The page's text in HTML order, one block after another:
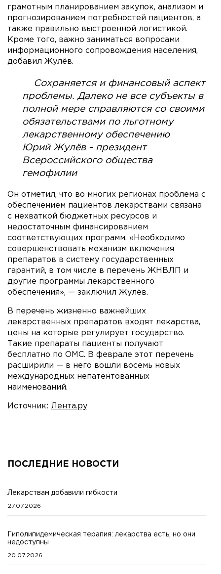
грамотным планированием закупок, анализом и
прогнозированием потребностей пациентов, а
также правильно выстроенной логистикой.
Кроме того, важно заниматься вопросами
информационного сопровождения населения,
добавил Жулёв.
Сохраняется и финансовый аспект
проблемы. Далеко не все субъекты в
полной мере справляются со своими
обязательствами по льготному
лекарственному обеспечению
Юрий Жулёв - президент
Всероссийского общества
гемофилии
Он отметил, что во многих регионах проблема с
обеспечением пациентов лекарствами связана
с нехваткой бюджетных ресурсов и
недостаточным финансированием
соответствующих программ. «Необходимо
совершенствовать механизм включения
препаратов в систему государственных
гарантий, в том числе в перечень ЖНВЛП и
другие программы лекарственного
обеспечения», — заключил Жулёв.
В перечень жизненно важнейших
лекарственных препаратов входят лекарства,
цены на которые регулирует государство.
Такие препараты пациенты получают
бесплатно по ОМС. В феврале этот перечень
расширили — в него вошли восемь новых
международных непатентованных
наименований.
Источник: Лента.ру
ПОСЛЕДНИЕ НОВОСТИ
Лекарствам добавили гибкости
27.07.2026
Гиполипидемическая терапия: лекарства есть, но они
недоступны
20.07.2026